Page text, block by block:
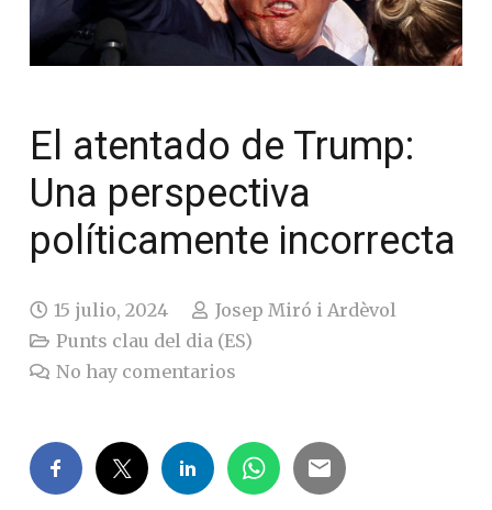
El atentado de Trump:
Una perspectiva
políticamente incorrecta
15 julio, 2024
Josep Miró i Ardèvol
Punts clau del dia (ES)
No hay comentarios